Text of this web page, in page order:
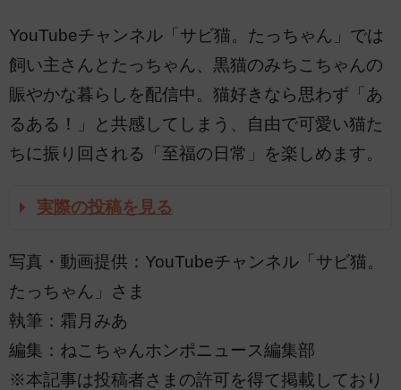
YouTubeチャンネル「サビ猫。たっちゃん」では
飼い主さんとたっちゃん、黒猫のみちこちゃんの
賑やかな暮らしを配信中。猫好きなら思わず「あ
るある！」と共感してしまう、自由で可愛い猫た
ちに振り回される「至福の日常」を楽しめます。
実際の投稿を見る
写真・動画提供：YouTubeチャンネル「サビ猫。
たっちゃん」さま
執筆：霜月みあ
編集：ねこちゃんホンポニュース編集部
※本記事は投稿者さまの許可を得て掲載しており